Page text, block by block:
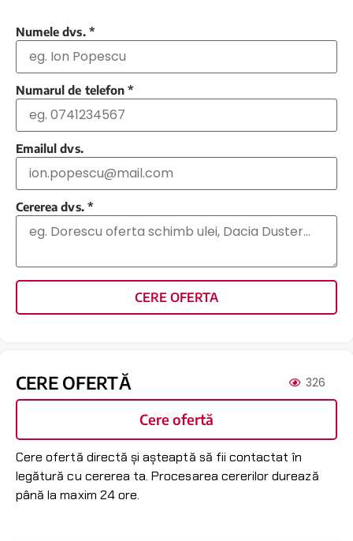
Numele dvs. *
Numarul de telefon *
Emailul dvs.
Cererea dvs. *
CERE OFERTA
CERE OFERTĂ 326
Cere ofertă
Cere ofertă directă și așteaptă să fii contactat în
legătură cu cererea ta. Procesarea cererilor durează
până la maxim 24 ore.